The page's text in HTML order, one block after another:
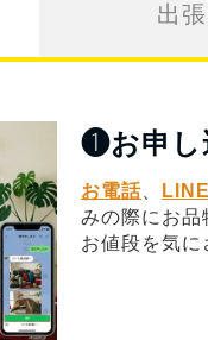
出
❶お申
お電話 LINE
みの際にお品
お値段を気に